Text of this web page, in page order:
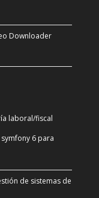
Downloader
laboral/fiscal
6 para
de sistemas de